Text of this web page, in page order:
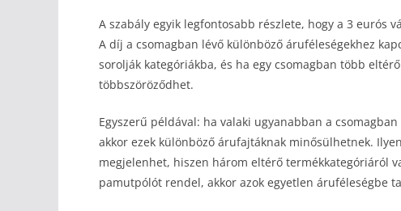
A szabály egyik legfontosabb részlete, hogy a 3 eurós
A díj a csomagban lévő különböző áruféleségekhez
sorolják kategóriákba, és ha egy csomagban több
többszöröződhet.
Egyszerű példával: ha valaki ugyanabban a
akkor ezek különböző árufajtáknak minősülhetnek.
megjelenhet, hiszen három eltérő termékkategóriáról
pamutpólót rendel, akkor azok egyetlen áruféleségbe